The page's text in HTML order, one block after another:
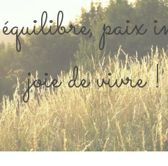
paix
joie de vivre !